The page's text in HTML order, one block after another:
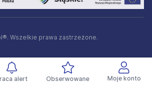
alert Obserwowane Moje konto
Wszelkie prawa zastrzeżone.